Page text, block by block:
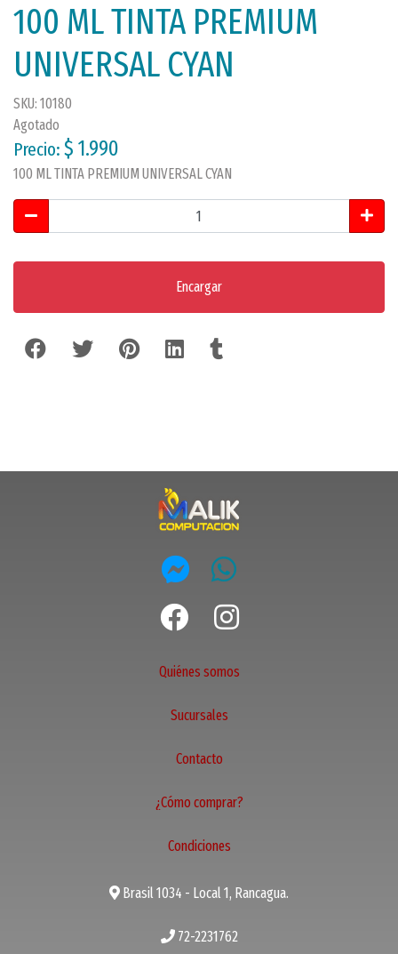
100 ML TINTA PREMIUM
UNIVERSAL CYAN
SKU: 10180
Agotado
Precio: $ 1.990
100 ML TINTA PREMIUM UNIVERSAL CYAN
Encargar
Quiénes somos
Sucursales
Contacto
¿Cómo comprar?
Condiciones
Brasil 1034 - Local 1, Rancagua.
72-2231762